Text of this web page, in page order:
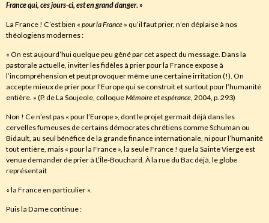
France qui, ces jours-ci, est en grand danger.»
La France ! C’est bien « pour la France » qu’il faut prier, n’en déplaise à nos
théologiens modernes :
« On est aujourd’hui quelque peu gêné par cet aspect du message. Dans la
pastorale actuelle, inviter les fidèles à prier pour la France expose à
l’incompréhension et peut provoquer même une certaine irritation (!). On
accepte mieux de prier pour l’Europe qui se construit et surtout pour l’humanité
entière. » (P. de La Soujeole, colloqueMémoire et espérance, 2004, p. 293)
Non ! Ce n’est pas « pour l’Europe », dont le projet germait déjà dans les
cervelles fumeuses de certains démocrates chrétiens comme Schuman ou
Bidault, au seul bénéfice de la grande finance internationale, ni pour l’humanité
tout entière, mais « pour la France », la seule France ! que la Sainte Vierge est
venue demander de prier à L’Île-Bouchard. À la rue du Bac déjà, le globe
représentait
« la France en particulier ».
Puis la Dame continue :